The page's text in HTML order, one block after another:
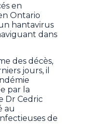
en
Ontario
hantavirus
dans
des décès,
jours, il
par la
Dr Cedric
au
de